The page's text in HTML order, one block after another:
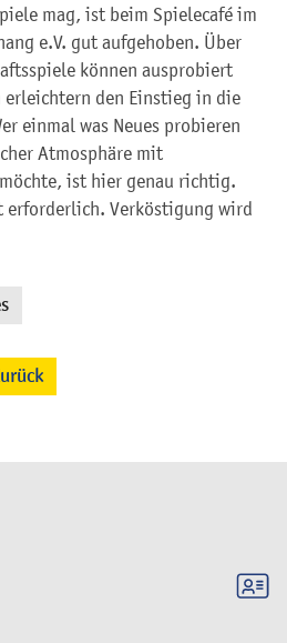
mag, ist beim Spielecafé im
e.V. gut aufgehoben. Über
können ausprobiert
erleichtern den Einstieg in die
einmal was Neues probieren
Atmosphäre mit
ist hier genau richtig.
erforderlich. Verköstigung wird